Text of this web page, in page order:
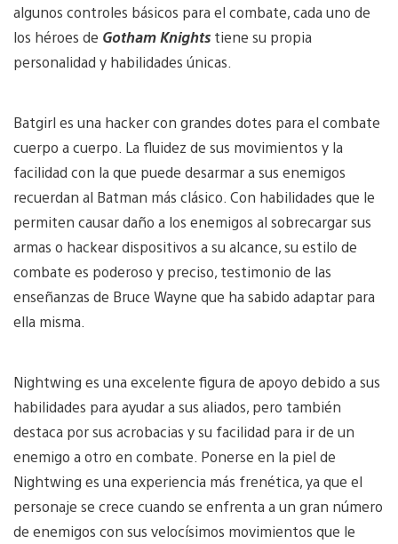
algunos controles básicos para el combate, cada uno de
los héroes de Gotham Knights tiene su propia
personalidad y habilidades únicas.
Batgirl es una hacker con grandes dotes para el combate
cuerpo a cuerpo. La fluidez de sus movimientos y la
facilidad con la que puede desarmar a sus enemigos
recuerdan al Batman más clásico. Con habilidades que le
permiten causar daño a los enemigos al sobrecargar sus
armas o hackear dispositivos a su alcance, su estilo de
combate es poderoso y preciso, testimonio de las
enseñanzas de Bruce Wayne que ha sabido adaptar para
ella misma.
Nightwing es una excelente figura de apoyo debido a sus
habilidades para ayudar a sus aliados, pero también
destaca por sus acrobacias y su facilidad para ir de un
enemigo a otro en combate. Ponerse en la piel de
Nightwing es una experiencia más frenética, ya que el
personaje se crece cuando se enfrenta a un gran número
de enemigos con sus velocísimos movimientos que le